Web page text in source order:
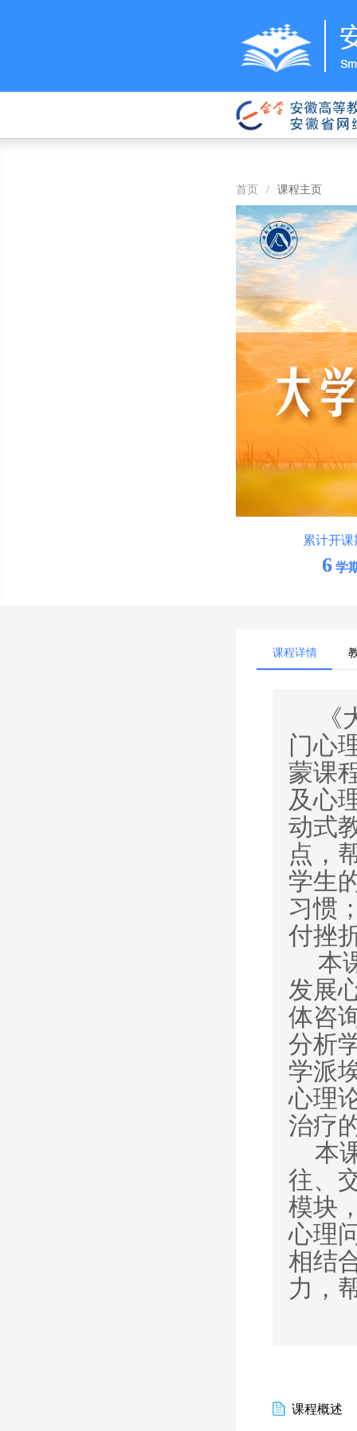
首页 / 课程主页
累计开课
6学
课程详情
门心
蒙课
及心
动式
点，
学生
习惯
付挫
本
发展
体咨
分析
学派
心理
治疗
本
往、
模块
心理
相结
力，
课程概述